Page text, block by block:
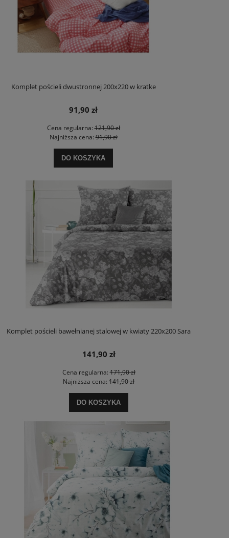
Komplet pościeli dwustronnej 200x220 w kratke
91,90 zł
Cena regularna:121,90 zł
Najniższa cena:91,90 zł
DO KOSZYKA
Komplet pościeli bawełnianej stalowej w kwiaty 220x200 Sara
141,90 zł
Cena regularna:171,90 zł
Najniższa cena: 141,90 zł
DO KOSZYKA